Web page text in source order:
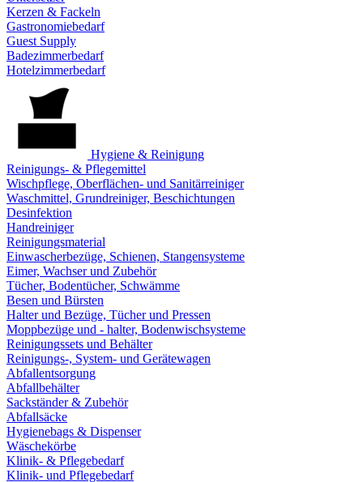
Kerzen & Fackeln
Gastronomiebedarf
Guest Supply
Badezimmerbedarf
Hotelzimmerbedarf
Hygiene & Reinigung
Reinigungs- & Pflegemittel
Wischpflege, Oberflächen- und Sanitärreiniger
Waschmittel, Grundreiniger, Beschichtungen
Desinfektion
Handreiniger
Reinigungsmaterial
Einwascherbezüge, Schienen, Stangensysteme
Eimer, Wachser und Zubehör
Tücher, Bodentücher, Schwämme
Besen und Bürsten
Halter und Bezüge, Tücher und Pressen
Moppbezüge und - halter, Bodenwischsysteme
Reinigungssets und Behälter
Reinigungs-, System- und Gerätewagen
Abfallentsorgung
Abfallbehälter
Sackständer & Zubehör
Abfallsäcke
Hygienebags & Dispenser
Wäschekörbe
Klinik- & Pflegebedarf
Klinik- und Pflegebedarf